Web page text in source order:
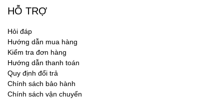
HỖ TRỢ
Hỏi đáp
Hướng dẫn mua hàng
Kiểm tra đơn hàng
Hướng dẫn thanh toán
Quy định đổi trả
Chính sách bảo hành
Chính sách vận chuyển